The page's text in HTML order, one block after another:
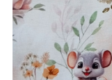
Tecidos